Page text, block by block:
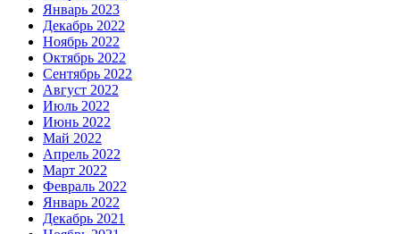
Январь 2023
Декабрь 2022
Ноябрь 2022
Октябрь 2022
Сентябрь 2022
Август 2022
Июль 2022
Июнь 2022
Май 2022
Апрель 2022
Март 2022
Февраль 2022
Январь 2022
Декабрь 2021